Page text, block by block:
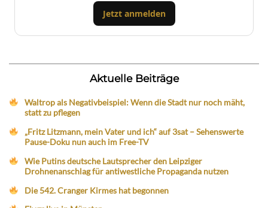
Jetzt anmelden
Aktuelle Beiträge
Waltrop als Negativbeispiel: Wenn die Stadt nur noch mäht,
statt zu pflegen
„Fritz Litzmann, mein Vater und ich“ auf 3sat – Sehenswerte
Pause-Doku nun auch im Free-TV
Wie Putins deutsche Lautsprecher den Leipziger
Drohnenanschlag für antiwestliche Propaganda nutzen
Die 542. Cranger Kirmes hat begonnen